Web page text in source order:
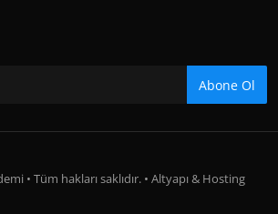
Abone Ol
• Tüm hakları saklıdır. • Altyapı & Hosting